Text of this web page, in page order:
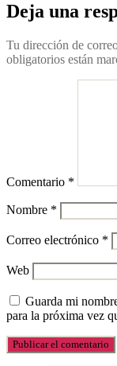
Deja una
Tu dirección de
obligatorios están
Comentario *
Nombre *
Correo electrónico *
Web
Guarda mi
para la próxima vez